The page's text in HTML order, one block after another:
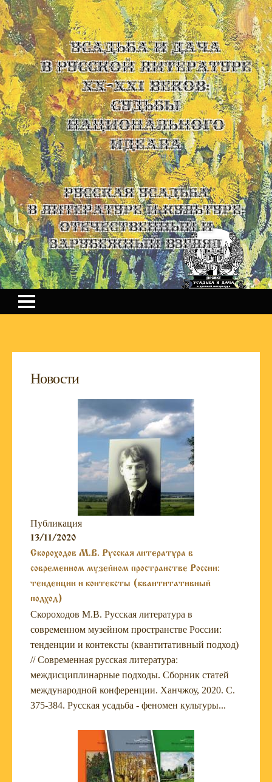
УСАДЬБА И ДАЧА
В РУССКОЙ ЛИТЕРАТУРЕ
XX-XXI ВЕКОВ:
СУДЬБЫ
НАЦИОНАЛЬНОГО
ИДЕАЛА
Русская усадьба
в литературе и культуре:
отечественный и
зарубежный взгляд
Новости
Публикация
13/11/2020
Скороходов М.В. Русская литература в
современном музейном пространстве России:
тенденции и контексты (квантитативный
подход)
Скороходов М.В. Русская литература в
современном музейном пространстве России:
тенденции и контексты (квантитативный подход)
// Современная русская литература:
междисциплинарные подходы. Сборник статей
международной конференции. Ханчжоу, 2020. С.
375-384. Русская усадьба - феномен культуры...